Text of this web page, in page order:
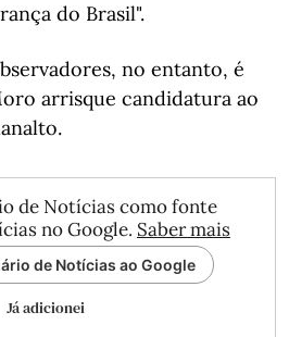
do Brasil".
no entanto, é
arrisque candidatura ao
de Notícias como fonte
no Google. Saber mais
de Notícias ao Google
Já adicionei